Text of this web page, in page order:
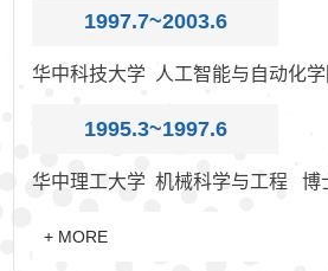
1997.7~2003.6
华中科技大学 人工智能与自动化
1995.3~1997.6
华中理工大学 机械科学与工程 博
+ MORE